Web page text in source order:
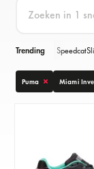
Trending Speedcat
Puma Miami